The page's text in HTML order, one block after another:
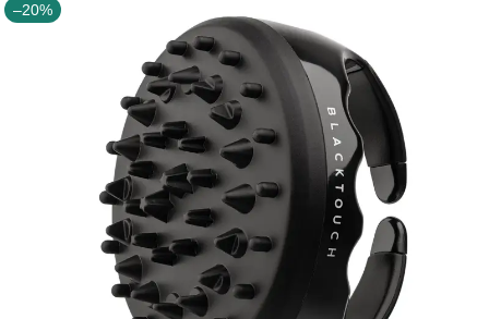
–20%